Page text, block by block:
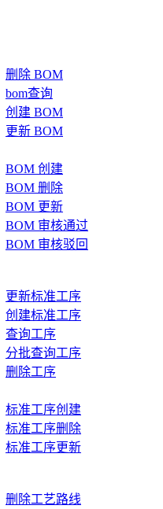
删除 BOM
bom查询
创建 BOM
更新 BOM
BOM 创建
BOM 删除
BOM 更新
BOM 审核通过
BOM 审核驳回
更新标准工序
创建标准工序
查询工序
分批查询工序
删除工序
标准工序创建
标准工序删除
标准工序更新
删除工艺路线